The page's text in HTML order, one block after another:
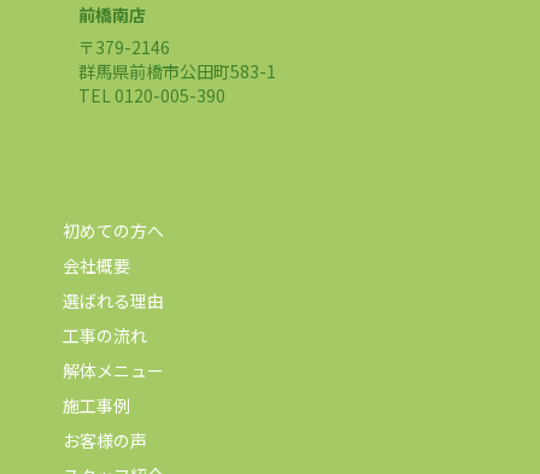
前橋南店
〒379-2146
群馬県前橋市公田町583-1
TEL 0120-005-390
初めての方へ
会社概要
選ばれる理由
工事の流れ
解体メニュー
施工事例
お客様の声